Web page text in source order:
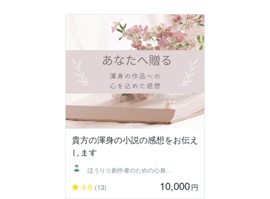
貴方の渾身の小説の感想をお伝え
します
ほうり☆創作者のための心身最適化コーチ
4.8 (13) 10,000円